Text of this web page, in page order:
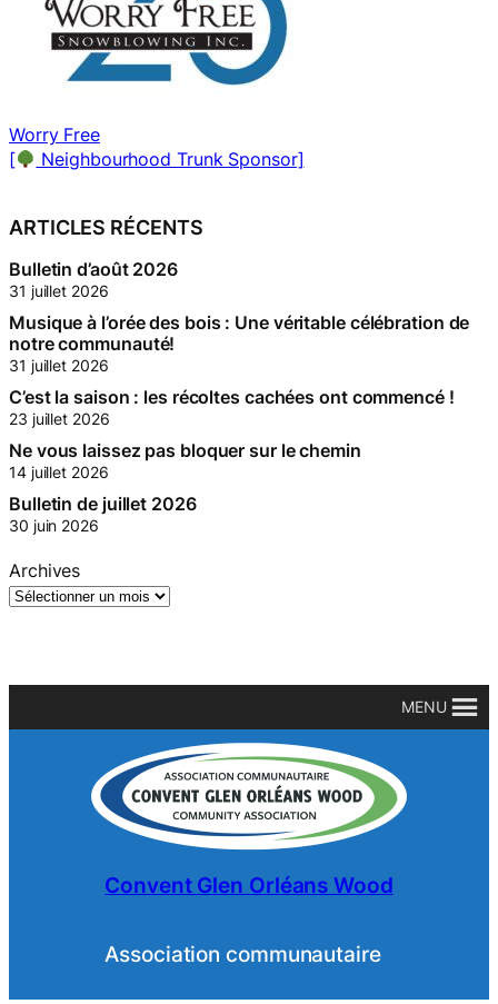
Jean Richer – Realtor with Royal Lepage Integrity
Realty
ARTICLES RÉCENTS
Bulletin d’août 2026
31 juillet 2026
Musique à l’orée des bois : Une véritable célébration de
notre communauté!
31 juillet 2026
C’est la saison : les récoltes cachées ont commencé !
23 juillet 2026
Ne vous laissez pas bloquer sur le chemin
14 juillet 2026
30 juin 2026